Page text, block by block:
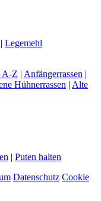
Legemehl
A-Z | Anfängerrassen |
Hühnerrassen | Alte
| Puten halten
Datenschutz Cookie